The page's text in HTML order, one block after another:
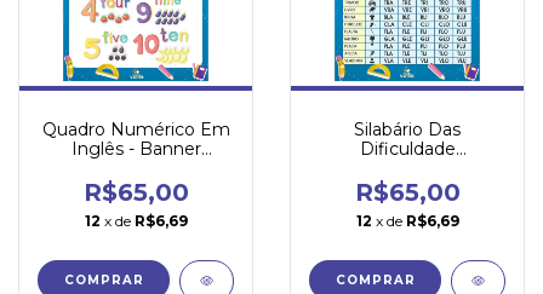
Quadro Numérico Em
Inglês - Banner
R$65,00
12 x de R$6,69
Silabário Das
Dificuldade
Pedagógico
R$65,00
12 x de R$6,69